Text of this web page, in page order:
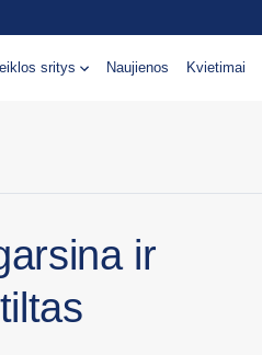
sritys Naujienos Kvietimai
ir